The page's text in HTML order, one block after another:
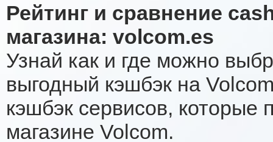
Рейтинг и сравнение
магазина: volcom.es
Узнай как и где можно
выгодный кэшбэк на
кэшбэк сервисов, которые
магазине Volcom.